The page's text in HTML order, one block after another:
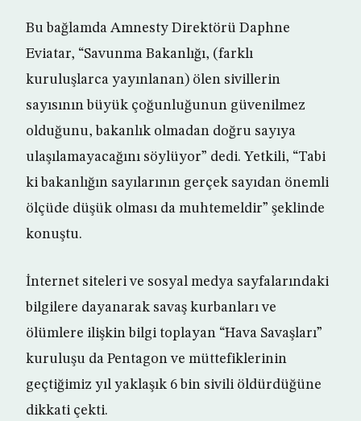
Bu bağlamda Amnesty Direktörü Daphne
Eviatar, “Savunma Bakanlığı, (farklı
kuruluşlarca yayınlanan) ölen sivillerin
sayısının büyük çoğunluğunun güvenilmez
olduğunu, bakanlık olmadan doğru sayıya
ulaşılamayacağını söylüyor” dedi. Yetkili, “Tabi
ki bakanlığın sayılarının gerçek sayıdan önemli
ölçüde düşük olması da muhtemeldir” şeklinde
konuştu.
İnternet siteleri ve sosyal medya sayfalarındaki
bilgilere dayanarak savaş kurbanları ve
ölümlere ilişkin bilgi toplayan “Hava Savaşları”
kuruluşu da Pentagon ve müttefiklerinin
geçtiğimiz yıl yaklaşık 6 bin sivili öldürdüğüne
dikkati çekti.